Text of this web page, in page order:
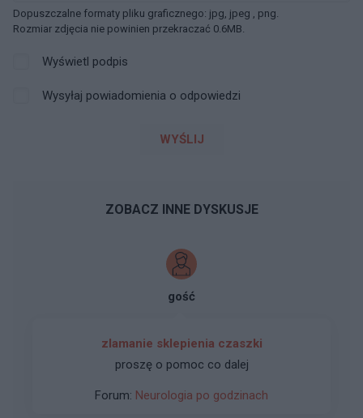
Dopuszczalne formaty pliku graficznego: jpg, jpeg , png.
Rozmiar zdjęcia nie powinien przekraczać 0.6MB.
Wyświetl podpis
Wysyłaj powiadomienia o odpowiedzi
WYŚLIJ
ZOBACZ INNE DYSKUSJE
gość
zlamanie sklepienia czaszki
proszę o pomoc co dalej
Forum: Neurologia po godzinach